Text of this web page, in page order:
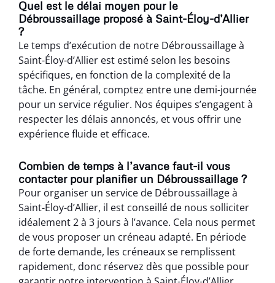
Quel est le délai moyen pour le
Débroussaillage proposé à Saint-Éloy-d’Allier
?
Le temps d’exécution de notre Débroussaillage à
Saint-Éloy-d’Allier est estimé selon les besoins
spécifiques, en fonction de la complexité de la
tâche. En général, comptez entre une demi-journée
pour un service régulier. Nos équipes s’engagent à
respecter les délais annoncés, et vous offrir une
expérience fluide et efficace.
Combien de temps à l’avance faut-il vous
contacter pour planifier un Débroussaillage ?
Pour organiser un service de Débroussaillage à
Saint-Éloy-d’Allier, il est conseillé de nous solliciter
idéalement 2 à 3 jours à l’avance. Cela nous permet
de vous proposer un créneau adapté. En période
de forte demande, les créneaux se remplissent
rapidement, donc réservez dès que possible pour